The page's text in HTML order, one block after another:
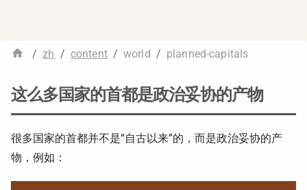
/ zh / content / world / planned-capitals
这么多国家的首都是政治妥协的产物
很多国家的首都并不是“自古以来”的，而是政治妥协的产
物，例如：